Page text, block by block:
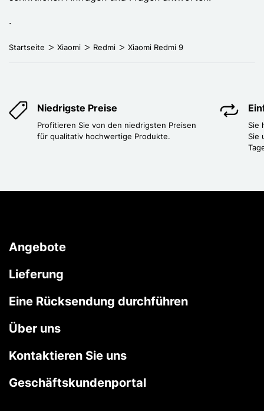
.
Startseite Xiaomi Redmi Xiaomi Redmi 9
Niedrigste Preise
Profitieren Sie von den niedrigsten Preisen
für qualitativ hochwertige Produkte.
Sie
Sie
Angebote
Lieferung
Eine Rücksendung durchführen
Über uns
Kontaktieren Sie uns
Geschäftskundenportal